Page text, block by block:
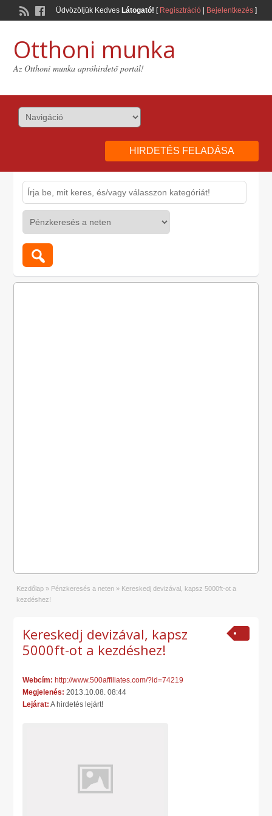
Üdvözöljük Kedves Látogató! [ Regisztráció| Bejelentkezés]
Otthoni munka
Az Otthoni munka apróhirdető portál!
HIRDETÉS FELADÁSA
Kezdőlap » Pénzkeresés a neten » Kereskedj devizával, kapsz 5000ft-ot a
kezdéshez!
Kereskedj devizával, kapsz
5000ft-ot a kezdéshez!
Webcím: http://www.500affiliates.com/?id=74219
Megjelenés: 2013.10.08. 08:44
Lejárat: A hirdetés lejárt!